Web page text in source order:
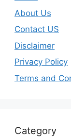
About Us
Contact US
Disclaimer
Privacy Policy
Terms and
Category